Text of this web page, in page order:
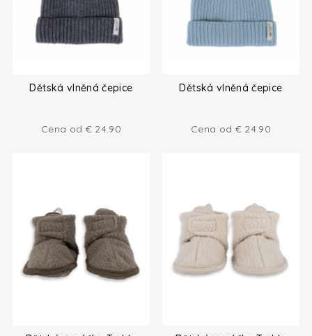
Dětská vlněná čepice
Cena od € 24.90
Dětská vlněná čepice
Cena od € 24.90